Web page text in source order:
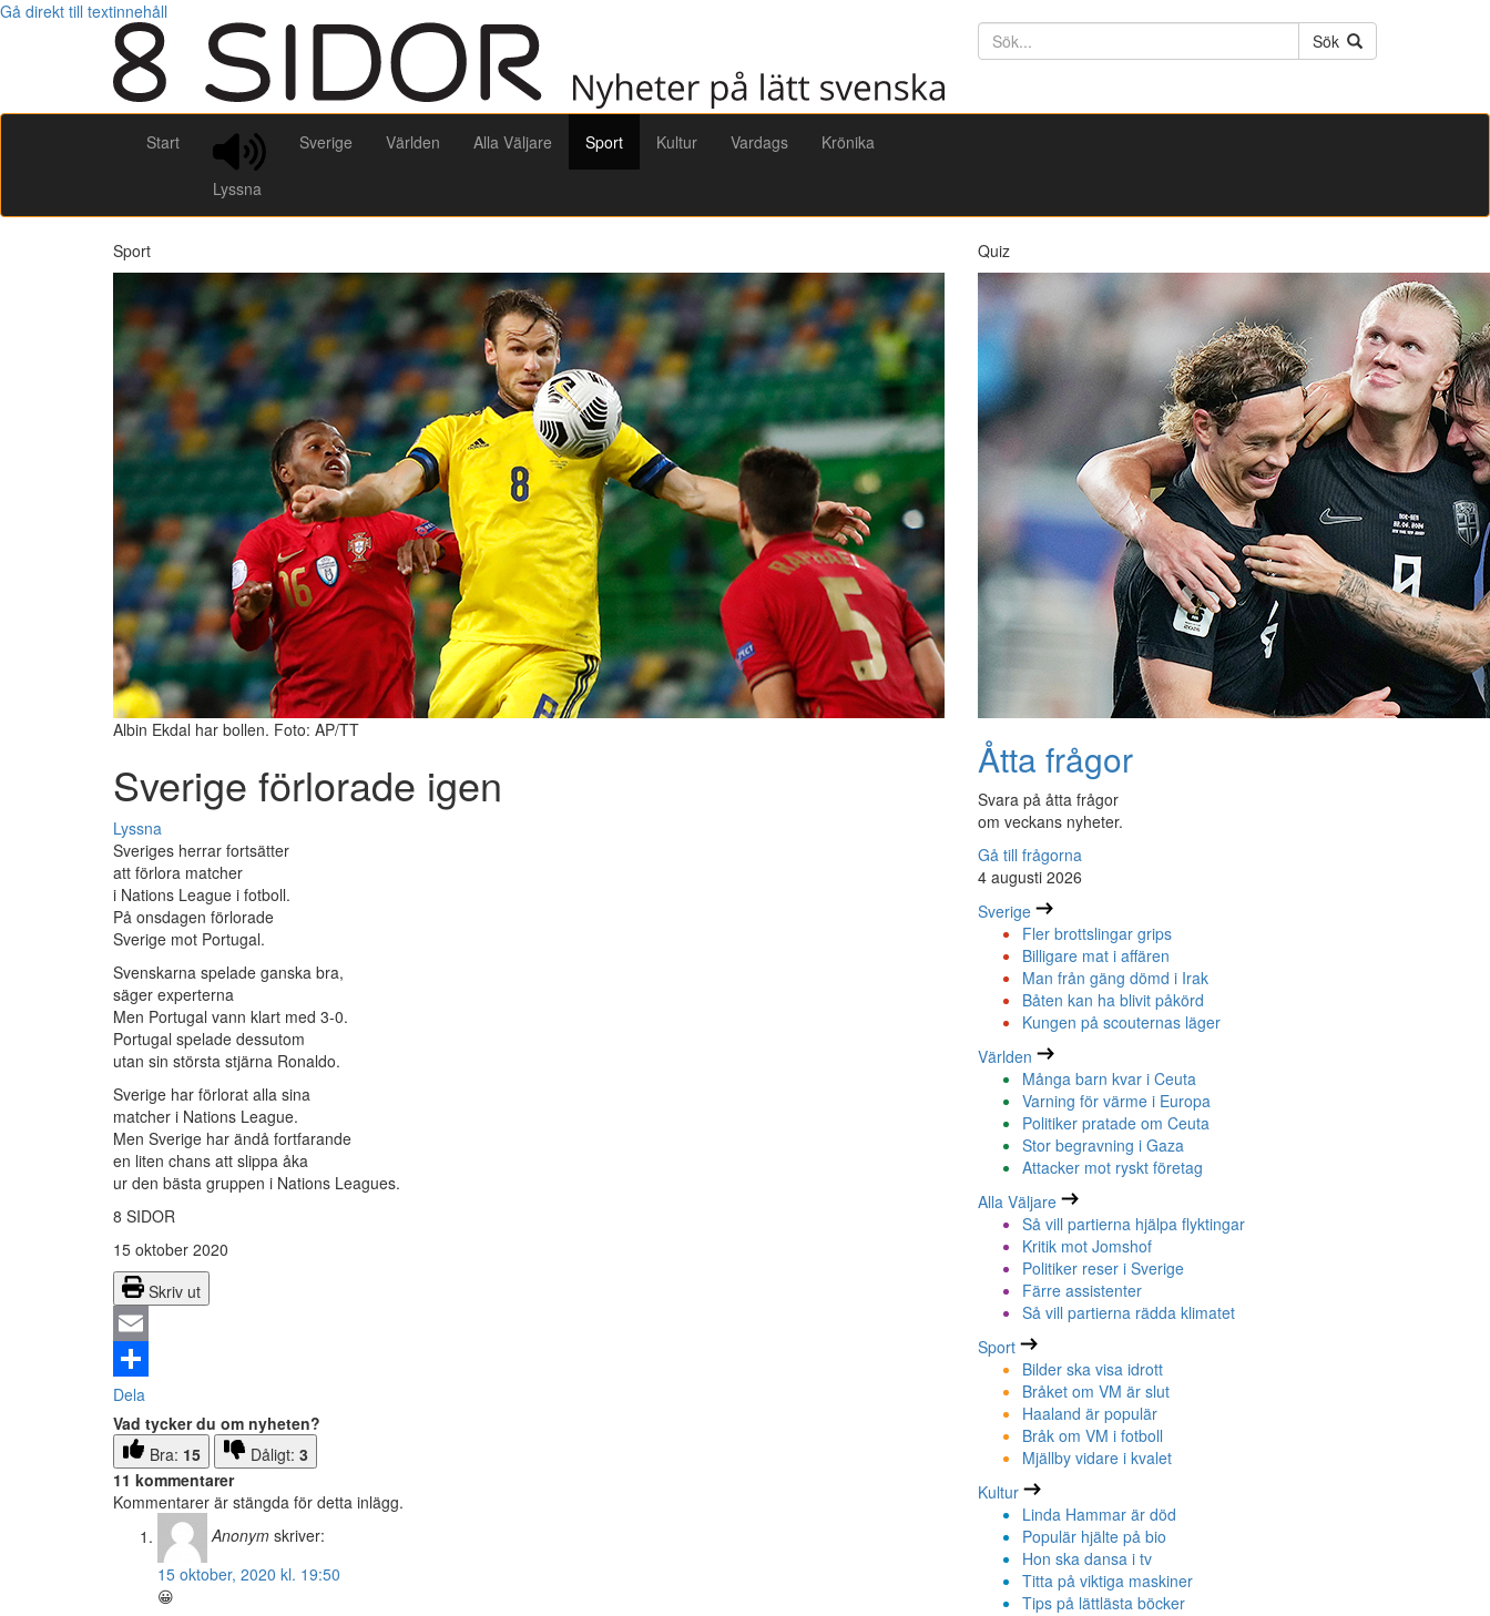
Gå direkt till textinnehåll
Söktext
Sök
Start
Lyssna
Sverige Världen Alla Väljare Sport Kultur Vardags Krönika
Sport
Albin Ekdal har bollen. Foto: AP/TT
Sverige förlorade igen
Lyssna
Sveriges herrar fortsätter
att förlora matcher
i Nations League i fotboll.
På onsdagen förlorade
Sverige mot Portugal.
Svenskarna spelade ganska bra,
säger experterna
Men Portugal vann klart med 3-0.
Portugal spelade dessutom
utan sin största stjärna Ronaldo.
Sverige har förlorat alla sina
matcher i Nations League.
Men Sverige har ändå fortfarande
en liten chans att slippa åka
ur den bästa gruppen i Nations Leagues.
8 SIDOR
15 oktober 2020
Skriv ut
Email
Dela
Vad tycker du om nyheten?
Bra: 15 Dåligt: 3
11 kommentarer
Kommentarer är stängda för detta inlägg.
Anonym skriver:
15 oktober, 2020 kl. 19:50
😀
Quiz
Åtta frågor
Svara på åtta frågor
om veckans nyheter.
Gå till frågorna
4 augusti 2026
Sverige
Fler brottslingar grips
Billigare mat i affären
Man från gäng dömd i Irak
Båten kan ha blivit påkörd
Kungen på scouternas läger
Världen
Många barn kvar i Ceuta
Varning för värme i Europa
Politiker pratade om Ceuta
Stor begravning i Gaza
Attacker mot ryskt företag
Alla Väljare
Så vill partierna hjälpa flyktingar
Kritik mot Jomshof
Politiker reser i Sverige
Färre assistenter
Så vill partierna rädda klimatet
Sport
Bilder ska visa idrott
Bråket om VM är slut
Haaland är populär
Bråk om VM i fotboll
Mjällby vidare i kvalet
Kultur
Linda Hammar är död
Populär hjälte på bio
Hon ska dansa i tv
Titta på viktiga maskiner
Tips på lättlästa böcker